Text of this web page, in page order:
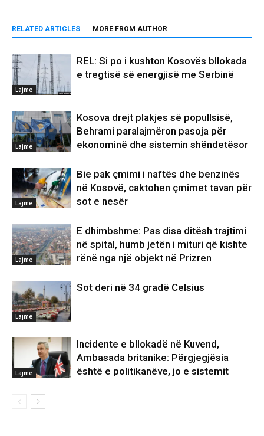
RELATED ARTICLES MORE FROM AUTHOR
Lajme
REL: Si po i kushton Kosovës bllokada
e tregtisë së energjisë me Serbinë
Lajme
Kosova drejt plakjes së popullsisë,
Behrami paralajmëron pasoja për
ekonominë dhe sistemin shëndetësor
Lajme
Bie pak çmimi i naftës dhe benzinës
në Kosovë, caktohen çmimet tavan për
sot e nesër
Lajme
E dhimbshme: Pas disa ditësh trajtimi
në spital, humb jetën i mituri që kishte
rënë nga një objekt në Prizren
Lajme
Sot deri në 34 gradë Celsius
Lajme
Incidente e bllokadë në Kuvend,
Ambasada britanike: Përgjegjësia
është e politikanëve, jo e sistemit